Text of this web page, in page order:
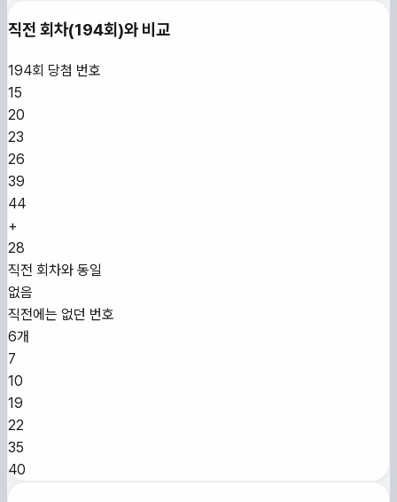
직전 회차(194회)와 비교
194회 당첨 번호
15
20
23
26
39
44
+
28
직전 회차와 동일
없음
직전에는 없던 번호
6개
7
10
19
22
35
40